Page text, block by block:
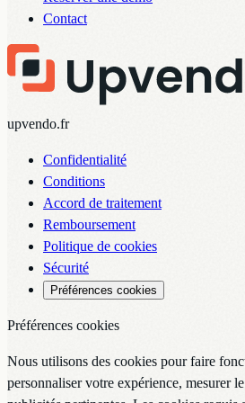
Contact
upvendo.fr
Confidentialité
Conditions
Accord de traitement
Remboursement
Politique de cookies
Sécurité
Préférences cookies
Préférences cookies
Nous utilisons des cookies pour faire
personnaliser votre expérience, mesurer